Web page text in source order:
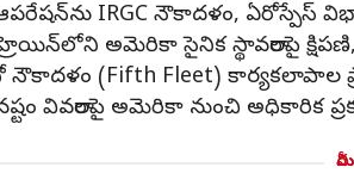
IRGC నౌకాదళం, ఏరోస్పేస్
అమెరికా సైనిక స్థావరాలపై
(Fifth Fleet) కార్యకలాపాల
వివరాలపై అమెరికా నుంచి అధికారిక